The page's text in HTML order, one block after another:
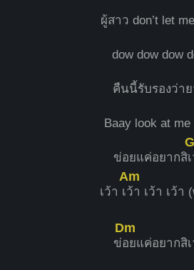
ผู้สาว don’t let
dow dow dow
คืนนี้รับรองว่า
Baay look at me
ข่อยแค่อยากสิเ
เว้า เ
Am
ว้า เว้า เว้า
ข่
Dm
อยแค่อยากสิเ